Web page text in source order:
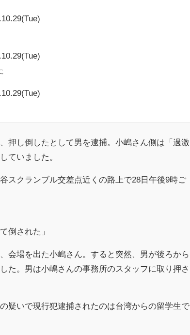
押し倒したとして男を逮捕。小嶋さん側は「過激
ていました。
スクランブル交差点近くの路上で28日午後9時ご
倒された」
会場を出た小嶋さん。すると突然、男が後ろから
た。男は小嶋さんの事務所のスタッフに取り押さ
疑いで現行犯逮捕されたのは台湾からの留学生で